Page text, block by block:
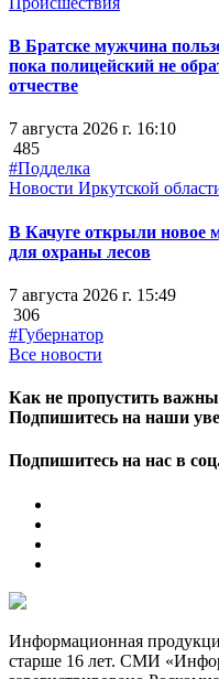
В Братске мужчина
пока полицейский не
отчестве
7 августа 2026 г. 16:10
485
#Подделка
Новости Иркутской
В Качуге открыли новое
для охраны лесов
7 августа 2026 г. 15:49
306
#Губернатор
Все новости
Как не пропустить
Подпишитесь на наши
Подпишитесь на нас в
Информационная
старше 16 лет. СМИ